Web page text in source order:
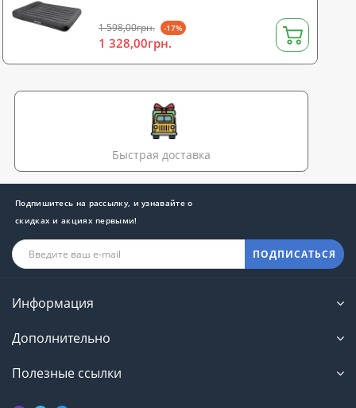
1 598,00грн. -17%
1 328,00грн.
Быстрая доставка
Подпишитесь на рассылку, и узнавайте о
скидках и акциях первыми!
ПОДПИСАТЬСЯ
Информация
Дополнительно
Полезные ссылки